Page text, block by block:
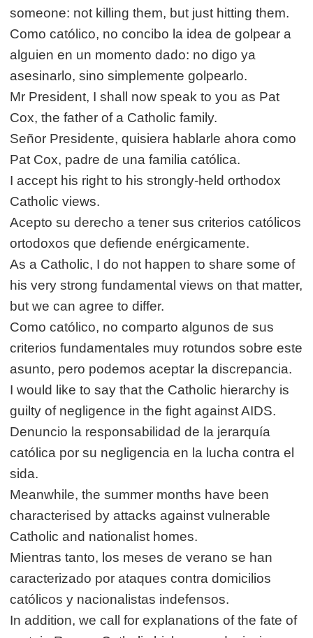
someone: not killing them, but just hitting them.
Como católico, no concibo la idea de golpear a
alguien en un momento dado: no digo ya
asesinarlo, sino simplemente golpearlo.
Mr President, I shall now speak to you as Pat
Cox, the father of a Catholic family.
Señor Presidente, quisiera hablarle ahora como
Pat Cox, padre de una familia católica.
I accept his right to his strongly-held orthodox
Catholic views.
Acepto su derecho a tener sus criterios católicos
ortodoxos que defiende enérgicamente.
As a Catholic, I do not happen to share some of
his very strong fundamental views on that matter,
but we can agree to differ.
Como católico, no comparto algunos de sus
criterios fundamentales muy rotundos sobre este
asunto, pero podemos aceptar la discrepancia.
I would like to say that the Catholic hierarchy is
guilty of negligence in the fight against AIDS.
Denuncio la responsabilidad de la jerarquía
católica por su negligencia en la lucha contra el
sida.
Meanwhile, the summer months have been
characterised by attacks against vulnerable
Catholic and nationalist homes.
Mientras tanto, los meses de verano se han
caracterizado por ataques contra domicilios
católicos y nacionalistas indefensos.
In addition, we call for explanations of the fate of